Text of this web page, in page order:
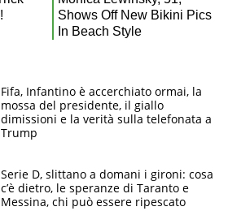
Fifa, Infantino è accerchiato ormai, la
mossa del presidente, il giallo
dimissioni e la verità sulla telefonata a
Trump
Serie D, slittano a domani i gironi: cosa
c’è dietro, le speranze di Taranto e
Messina, chi può essere ripescato